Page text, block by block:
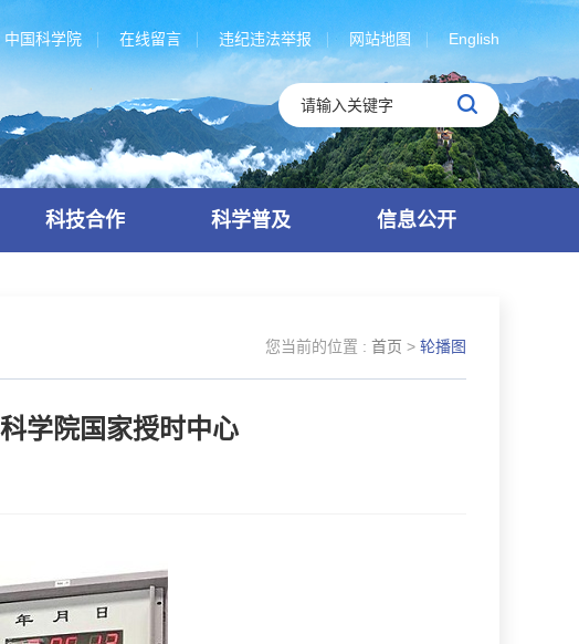
中国科学院 在线留言 违纪违法举报 网站地图 English
科技合作 科学普及 信息公开
您当前的位置 : 首页 > 轮播图
学院国家授时中心